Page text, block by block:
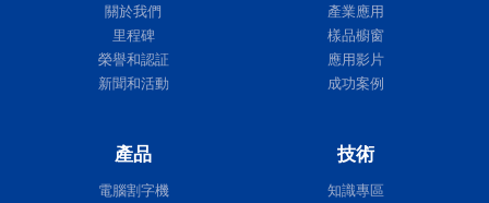
關於我們
里程碑
榮譽和認証
新聞和活動
產業應用
樣品櫥窗
應用影片
成功案例
產品
電腦割字機
技術
知識專區